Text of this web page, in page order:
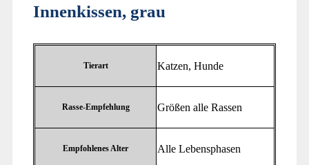
Innenkissen, grau
Tierart ‎Katzen, Hunde
Rasse-Empfehlung ‎Größen alle Rassen
Empfohlenes Alter ‎Alle Lebensphasen